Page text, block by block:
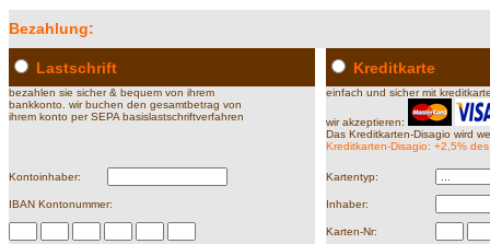
Bezahlung:
Lastschrift Kreditkarte
bezahlen sie sicher & bequem von ihrem
bankkonto. wir buchen den gesamtbetrag von
ihrem konto per SEPA basislastschriftverfahren
einfach und sicher mit
wir akzeptieren:
Das Kreditkarten-Disagio wird
Kreditkarten-Disagio: +2,5%
Kontoinhaber: Kartentyp:
IBAN Kontonummer: Inhaber:
Karten-Nr: